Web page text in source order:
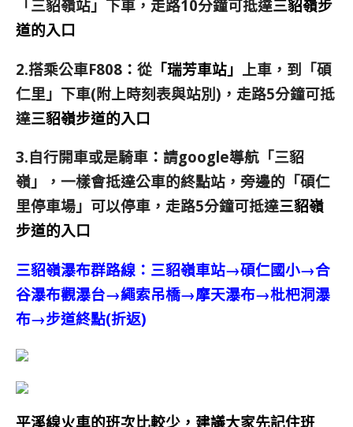
「三貂嶺站」下車，走路10分鐘可抵達三貂嶺步
道的入口
2.搭乘公車F808 ： 從 「瑞芳車站」 上車，到「碩
仁里」下車(附上時刻表與站別)，走路5分鐘可抵
達三貂嶺步道的入口
3.自行開車或是騎車 ： 請google導航「三貂
嶺」， 一樣會抵達公車的終點站，旁邊的 「碩仁
里停車場」 可以停車，走路5分鐘可抵達三貂嶺
步道的入口
三貂嶺瀑布群路線：三貂嶺車站→碩仁國小→合
谷瀑布觀瀑台→繩索吊橋→摩天瀑布→枇杷洞瀑
布→步道終點(折返)
平溪線火車的班次比較少，建議大家先記住班